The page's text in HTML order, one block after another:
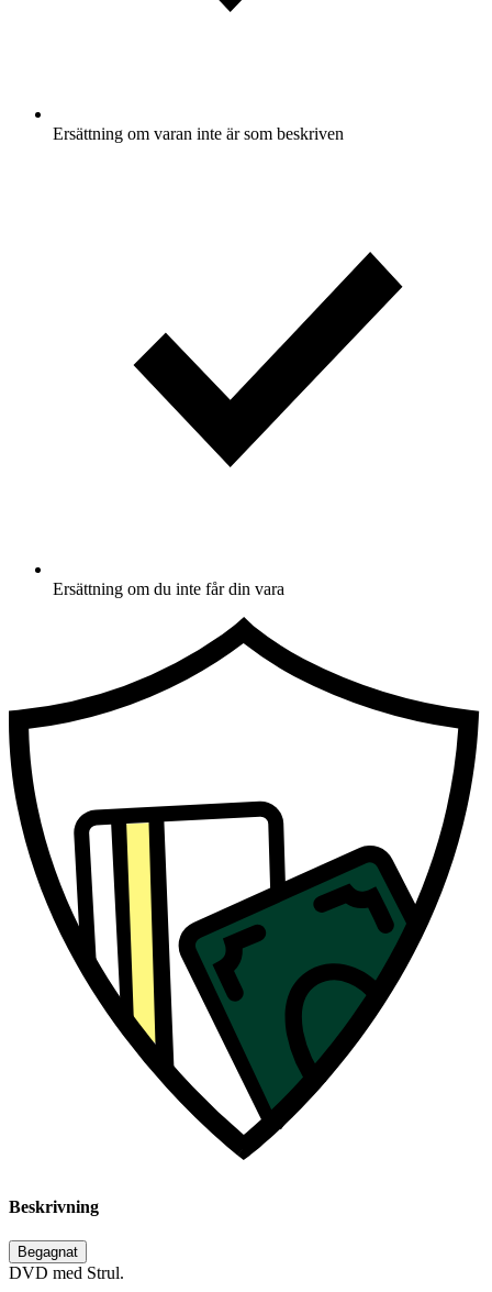
Ersättning om varan inte är som beskriven
Ersättning om du inte får din vara
Beskrivning
Begagnat
DVD med Strul.